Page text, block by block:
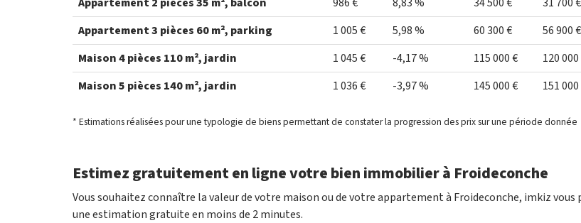
Appartement 3 pièces 60 m², parking
1 005 € 5,98 % 60 300 € 56 900 €
Maison 4 pièces 110 m², jardin
1 045 € -4,17 % 115 000 € 120
Maison 5 pièces 140 m², jardin
1 036 € -3,97 % 145 000 € 151
* Estimations réalisées pour une typologie de biens permettant de constater la progression des prix sur une période donnée
Estimez gratuitement en ligne votre bien immobilier à Froideconche
Vous souhaitez connaître la valeur de votre maison ou de votre appartement à Froideconche, imkiz vous
une estimation gratuite en moins de 2 minutes.